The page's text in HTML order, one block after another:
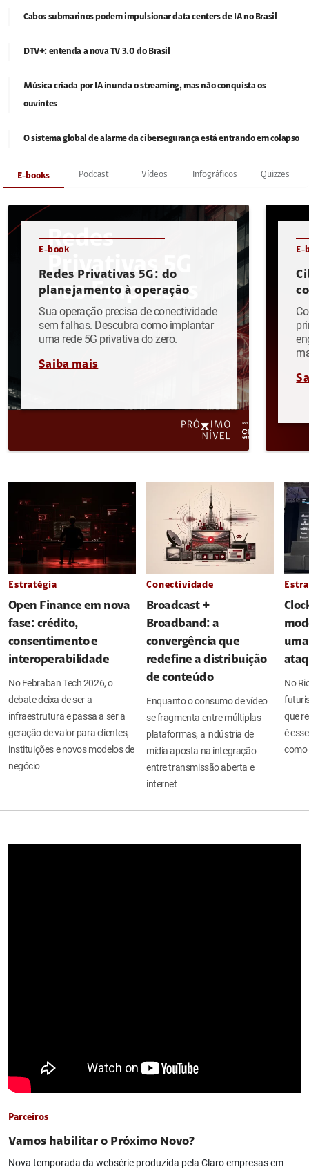
Cabos submarinos podem impulsionar data centers de IA no Brasil
DTV+: entenda a nova TV 3.0 do Brasil
Música criada por IA inunda o streaming, mas não conquista os
ouvintes
O sistema global de alarme da cibersegurança está entrando em colapso
E-books Podcast Vídeos Infográficos Quizzes
E-book
Redes Privativas 5G: do
planejamento à operação
Sua operação precisa de conectividade
sem falhas. Descubra como implantar
uma rede 5G privativa do zero.
Saiba mais
E-
Estratégia
Open Finance em nova
fase: crédito,
consentimento e
interoperabilidade
No Febraban Tech 2026, o
debate deixa de ser a
infraestrutura e passa a ser a
geração de valor para clientes,
instituições e novos modelos de
negócio
Conectividade
Broadcast +
Broadband: a
convergência que
redefine a distribuição
de conteúdo
Enquanto o consumo de vídeo
se fragmenta entre múltiplas
plataformas, a indústria de
mídia aposta na integração
entre transmissão aberta e
internet
No
que
é
como
Parceiros
Vamos habilitar o Próximo Novo?
Nova temporada da websérie produzida pela Claro empresas em